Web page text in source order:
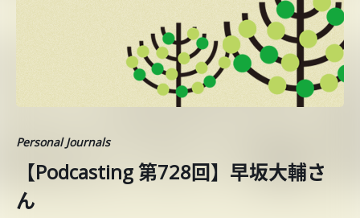
Personal Journals
【Podcasting 第728回】早坂大輔さ
ん